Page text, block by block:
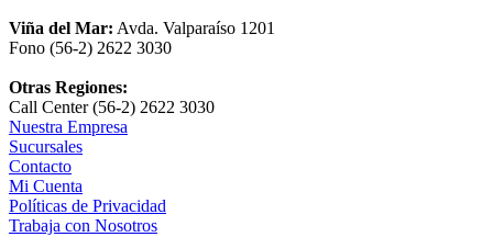
Viña del Mar: Avda. Valparaíso 1201
Fono (56-2) 2622 3030
Otras Regiones:
Call Center (56-2) 2622 3030
Nuestra Empresa
Sucursales
Contacto
Mi Cuenta
Políticas de Privacidad
Trabaja con Nosotros